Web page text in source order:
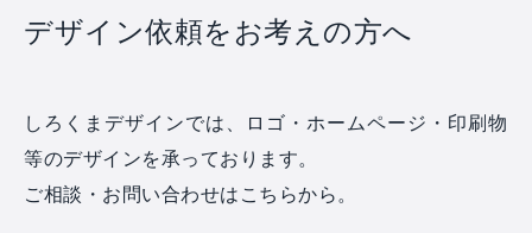
デザイン依頼をお考えの方へ
しろくまデザインでは、ロゴ・ホームページ・印刷物
等のデザインを承っております。
ご相談・お問い合わせはこちらから。